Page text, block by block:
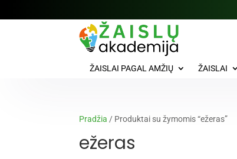
ŽAISLAI PAGAL AMŽIŲ ŽAISLAI
Pradžia / Produktai su žymomis “ežeras”
ežeras